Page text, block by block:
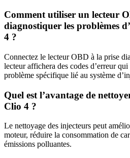
Comment utiliser un lecteur
diagnostiquer les problèmes
4 ?
Connectez le lecteur OBD à la prise
lecteur affichera des codes d’erreur
problème spécifique lié au système
Quel est l’avantage de
Clio 4 ?
Le nettoyage des injecteurs peut
moteur, réduire la consommation de
émissions polluantes.